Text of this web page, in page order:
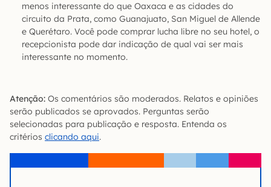
menos interessante do que Oaxaca e as cidades do
circuito da Prata, como Guanajuato, San Miguel de Allende
e Querétaro. Você pode comprar lucha libre no seu hotel, o
recepcionista pode dar indicação de qual vai ser mais
interessante no momento.
Atenção: Os comentários são moderados. Relatos e opiniões
serão publicados se aprovados. Perguntas serão
selecionadas para publicação e resposta. Entenda os
critérios clicando aqui.